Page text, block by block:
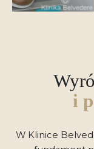
i
W Klinice